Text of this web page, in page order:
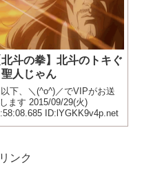
北斗の拳】北斗のトキぐ
聖人じゃん
下、＼(^o^)／でVIPがお送
ます 2015/09/29(火)
ID:lYGKK9v4p.net
ンク